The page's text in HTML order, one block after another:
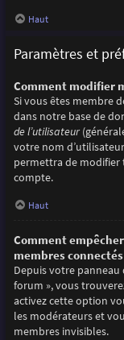
Haut
Paramètres et
Comment modifier
Si vous êtes membre
dans notre base de
de l’utilisateur
votre nom
permettra de modifier
compte.
Haut
Comment
membres connectés
Depuis votre panneau
forum », vous
activez cette option
les modérateurs et
membres invisibles.